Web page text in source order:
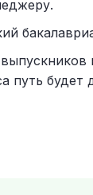
путь будет